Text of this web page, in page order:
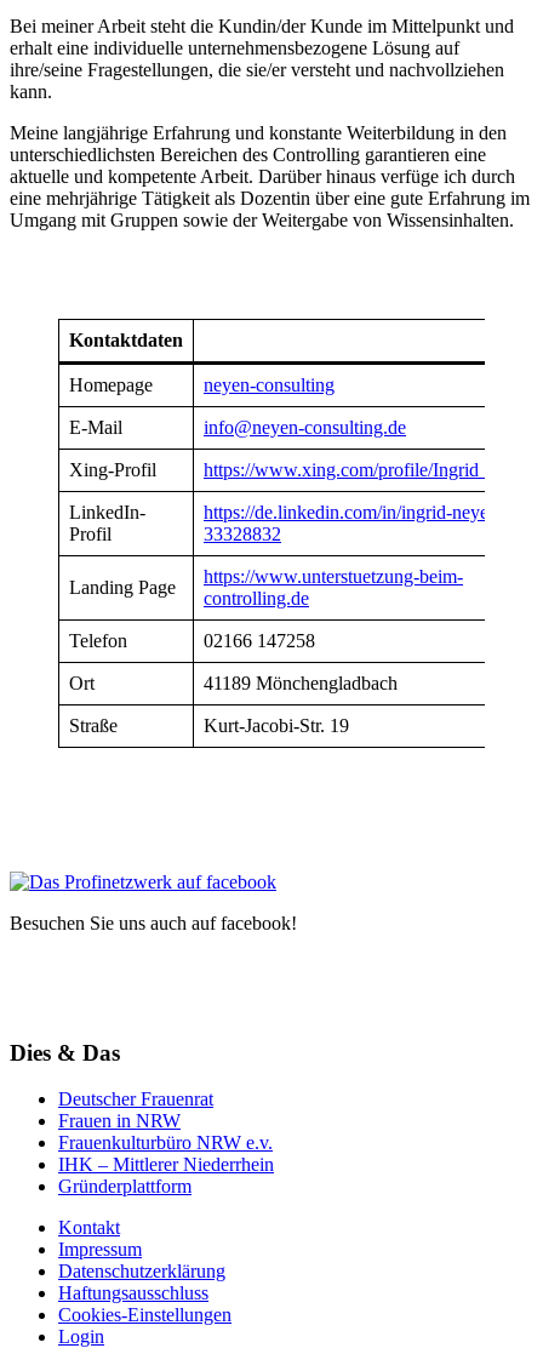
Bei meiner Arbeit steht die Kundin/der Kunde im Mittelpunkt und
erhalt eine individuelle unternehmensbezogene Lösung auf
ihre/seine Fragestellungen, die sie/er versteht und nachvollziehen
kann.
Meine langjährige Erfahrung und konstante Weiterbildung in den
unterschiedlichsten Bereichen des Controlling garantieren eine
aktuelle und kompetente Arbeit. Darüber hinaus verfüge ich durch
eine mehrjährige Tätigkeit als Dozentin über eine gute Erfahrung im
Umgang mit Gruppen sowie der Weitergabe von Wissensinhalten.
Kontaktdaten
Homepage neyen-consulting
E-Mail info@neyen-consulting.de
Xing-Profil https://www.xing.com/profile/Ingrid_Neyen
LinkedIn-
Profil
https://de.linkedin.com/in/ingrid-neyen-
33328832
Landing Page
https://www.unterstuetzung-beim-
controlling.de
Telefon 02166 147258
Ort 41189 Mönchengladbach
Straße Kurt-Jacobi-Str. 19
Besuchen Sie uns auch auf facebook!
Dies & Das
Deutscher Frauenrat
Frauen in NRW
Frauenkulturbüro NRW e.v.
IHK – Mittlerer Niederrhein
Gründerplattform
Kontakt
Impressum
Datenschutzerklärung
Haftungsausschluss
Cookies-Einstellungen
Login